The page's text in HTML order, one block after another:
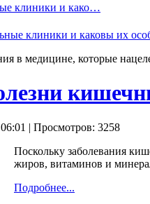
клиники и како…
в медицине, которые
| Просмотров: 3258
Поскольку заболевания
жиров, витаминов и
Подробнее...